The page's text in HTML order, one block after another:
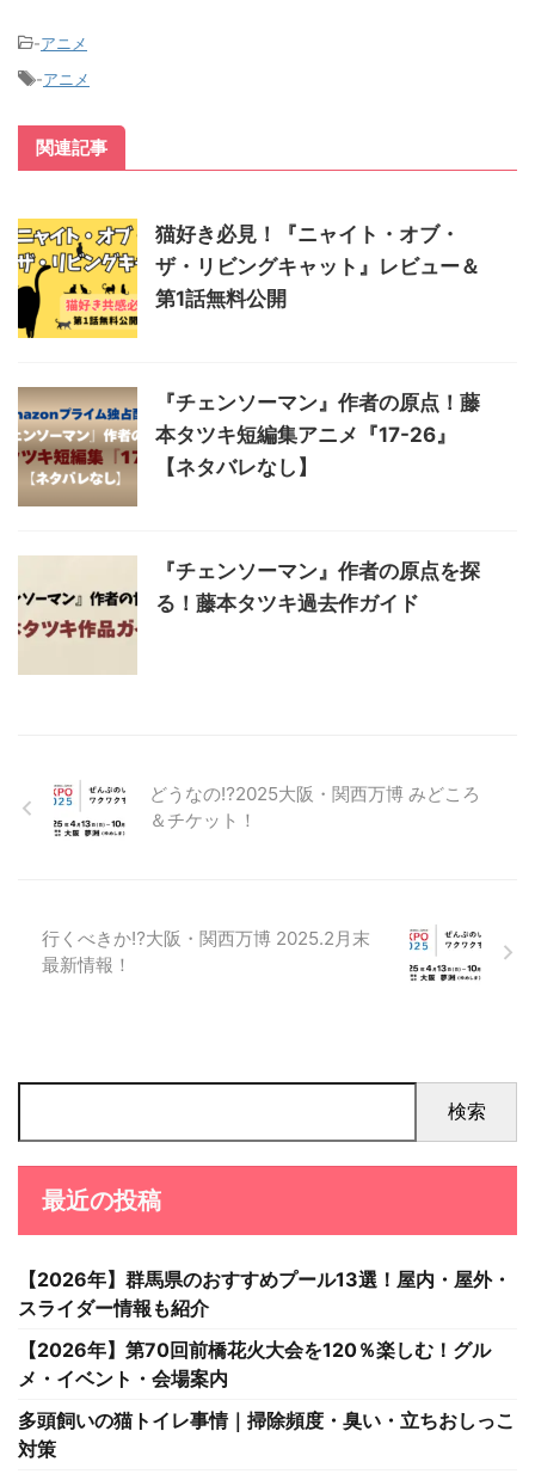
-アニメ
-アニメ
関連記事
猫好き必見！『ニャイト・オブ・
ザ・リビングキャット』レビュー＆
第1話無料公開
『チェンソーマン』作者の原点！藤
本タツキ短編集アニメ『17-26』
【ネタバレなし】
『チェンソーマン』作者の原点を探
る！藤本タツキ過去作ガイド
どうなの⁉2025大阪・関西万博 みどころ
＆チケット！
行くべきか⁉大阪・関西万博 2025.2月末
最新情報！
検索
最近の投稿
【2026年】群馬県のおすすめプール13選！屋内・屋外・
スライダー情報も紹介
【2026年】第70回前橋花火大会を120％楽しむ！グル
メ・イベント・会場案内
多頭飼いの猫トイレ事情｜掃除頻度・臭い・立ちおしっこ
対策